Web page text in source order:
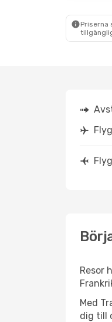
Priserna
Resor
Med
dig till